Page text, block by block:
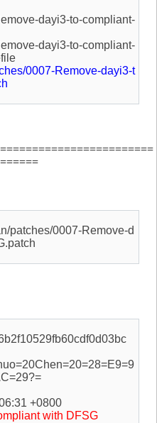
dayi3-to-compliant-
dayi3-to-compliant-
0007-Remove-dayi3-t
patches/0007-Remove-d
+0800
with DFSG